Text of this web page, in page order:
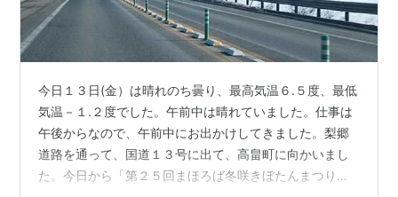
今日１３日(金）は晴れのち曇り、最高気温６.５度、最低
気温－１.２度でした。午前中は晴れていました。仕事は
午後からなので、午前中にお出かけしてきました。梨郷
道路を通って、国道１３号に出て、高畠町に向かいまし
た。今日から「第２５回まほろば冬咲きぼたんまつり」